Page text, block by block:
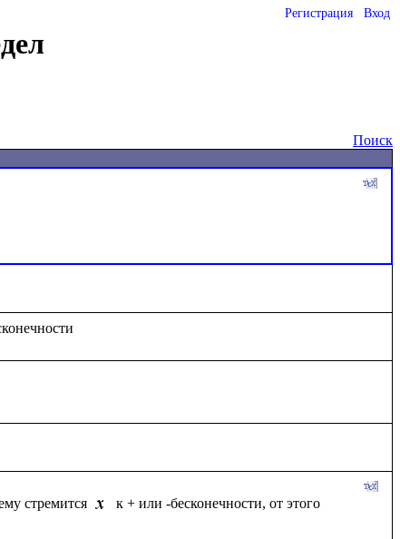
Регистрация Вход
Поиск
стремится
к + или -бесконечности, от этого